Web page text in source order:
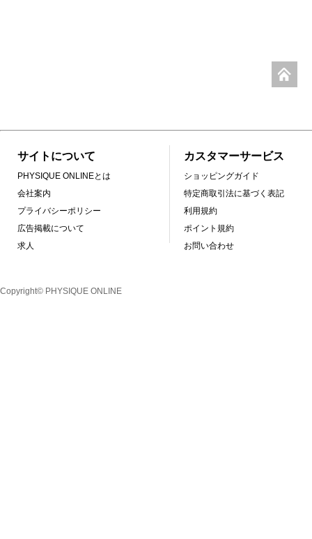
サイトについて
PHYSIQUE ONLINEとは
会社案内
プライバシーポリシー
広告掲載について
求人
カスタマーサービス
ショッピングガイド
特定商取引法に基づく表記
利用規約
ポイント規約
お問い合わせ
Copyright© PHYSIQUE ONLINE